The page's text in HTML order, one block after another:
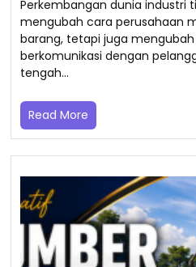
Perkembangan dunia industri
mengubah cara perusahaan
barang, tetapi juga
berkomunikasi dengan
tengah…
Read More